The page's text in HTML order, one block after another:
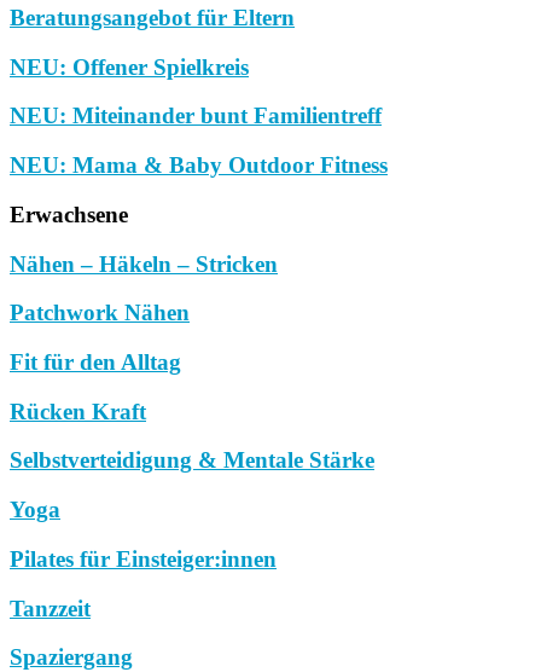
Beratungsangebot für Eltern
NEU: Offener Spielkreis
NEU: Miteinander bunt Familientreff
NEU: Mama & Baby Outdoor Fitness
Erwachsene
Nähen – Häkeln – Stricken
Patchwork Nähen
Fit für den Alltag
Rücken Kraft
Selbstverteidigung & Mentale Stärke
Yoga
Pilates für Einsteiger:innen
Tanzzeit
Spaziergang